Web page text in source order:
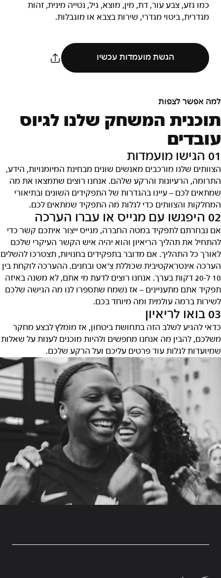
כמו גזע, צבע עור, דת, מין, מוצא, גיל, נטייה מינית, זהות
מגדרית, ביטוי מגדרי, שירות בצבא או מוגבלות.
הגשת מועמדות עכשיו
למה אפשר לצפות
תוכנית המשחק שלנו לגיוס
עובדים
01 הגישו מועמדות
הצוותים שלנו מורכבים מאנשים שונים מבחינת המיומנויות, הידע,
התרומה, הרעיונות והרקע שלהם. אנחנו רוצים שתמצאו את מה
שמתאים לכם – עיינו בהגדרות של התפקידים השונים ובתיאורי
המחלקות והצוותים כדי לגלות מה התפקיד שמתאים לכם.
02 היפגשו עם מגייס או עברו הערכה
אם נבחרתם לתפקיד במטה החברה, מגייס ייצור איתכם קשר כדי
להתחיל את תהליך הריאיון והוא יהיה איש הקשר העיקרי שלכם
לאורך כל התהליך. אם מדובר בתפקידים בחנויות, תצטרכו להשלים
הערכה אינטראקטיבית שכוללת צ'אט ובחנים. ההערכה לוקחת בין
10 ל-20 דקות בערך. אנחנו רוצים לדעת מי אתם, לא משנה באיזה
תפקיד אתם מתעניינים – אז נשמח שתספרו לנו מה הגישה שלכם
לשירות ברמה עולמית ומה מיוחד בכם.
03 בואו לריאיון
כדאי להגיע לשלב הזה בתחושת ביטחון, אז מומלץ לבצע מחקר
משלכם, להבין מה אנחנו מחפשים ולהיות מוכנים לענות על שאלות
שמיועדות לגלות עוד פרטים עליכם ועל הרקע שלכם.